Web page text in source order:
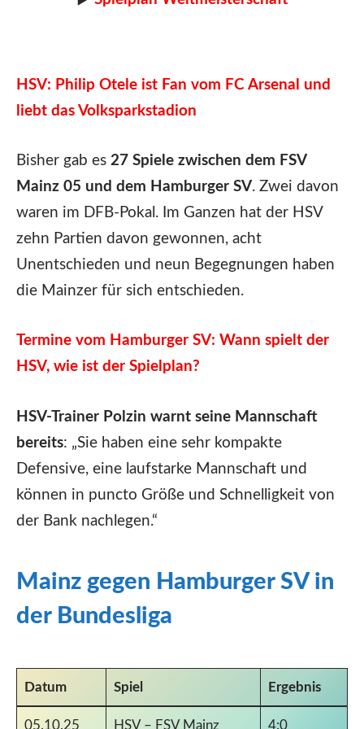
HSV: Philip Otele ist Fan vom FC Arsenal und
liebt das Volksparkstadion
Bisher gab es 27 Spiele zwischen dem FSV
Mainz 05 und dem Hamburger SV. Zwei davon
waren im DFB-Pokal. Im Ganzen hat der HSV
zehn Partien davon gewonnen, acht
Unentschieden und neun Begegnungen haben
die Mainzer für sich entschieden.
Termine vom Hamburger SV: Wann spielt der
HSV, wie ist der Spielplan?
HSV-Trainer Polzin warnt seine Mannschaft
bereits: „Sie haben eine sehr kompakte
Defensive, eine laufstarke Mannschaft und
können in puncto Größe und Schnelligkeit von
der Bank nachlegen.“
Mainz gegen Hamburger SV in
der Bundesliga
Datum Spiel Ergebnis
05.10.25 HSV – FSV Mainz 4:0